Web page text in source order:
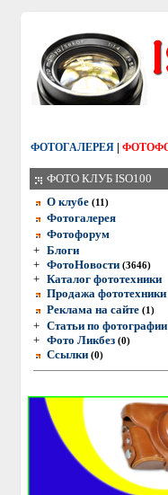
ФОТОГАЛЕРЕЯ |
ФОТО КЛУБ ISO100
О клубе (11)
Фотогалерея
Фотофорум
+ Блоги
+ ФотоНовости (3646)
+ Каталог фототехники
Продажа фототехники
Реклама на сайте (1)
+ Статьи по фотографии
+ Фото Ликбез (0)
Ссылки (0)